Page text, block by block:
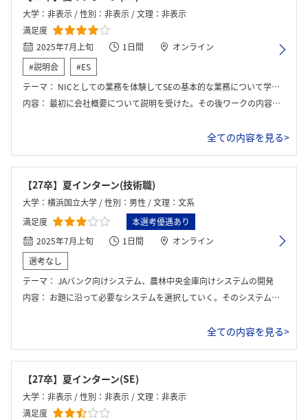
大学：非表示 / 性別：非表示 / 文理：非表示
満足度
2025年7月上旬
1日間
オンライン
#説明会
#ES
テーマ： NICとしての業務を体験してSEの基本的な業務について学んだ。
内容： 最初に会社概要について説明を受けた。その後ワークの内容についての説明の後ブレイクアウトルームの分かれて6人1グループとなりグループワークを行った。
全ての内容を見る>
【27卒】夏インターン(技術職)
大学：横浜国立大学 / 性別：男性 / 文理：文系
満足度
本選考優遇あり
2025年7月上旬
1日間
オンライン
選考なし
テーマ： JAバンク向けシステム、農林中央金庫向けシステムの開発
内容： お題に沿って必要なシステムを選択していく。そのシステムの中には不必要な機能もあるので何が不必要かグループで話し合い、システムを完成させていき、その後にプレゼン・フィードバックを受けるという物。
全ての内容を見る>
【27卒】夏インターン(SE)
大学：非表示 / 性別：非表示 / 文理：非表示
満足度